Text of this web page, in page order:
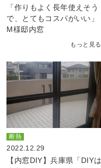
「作りもよく長年使えそう
で、とてもコスパがいい」
M様邸内窓
もっと見る
断熱
2022.12.29
【内窓DIY】兵庫県「DIYは